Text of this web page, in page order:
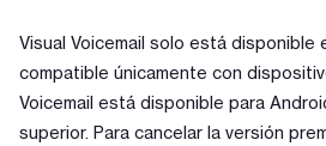
Visual Voicemail solo está disponible
compatible únicamente con
Voicemail está disponible para
superior. Para cancelar la versión